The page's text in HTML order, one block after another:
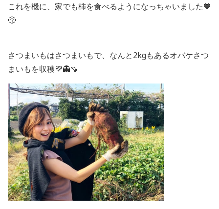
これを機に、家でも柿を食べるようになっちゃいました🧡
😚
さつまいもはさつまいもで、なんと2kgもあるオバケさつ
まいもを収穫💜👻🍠